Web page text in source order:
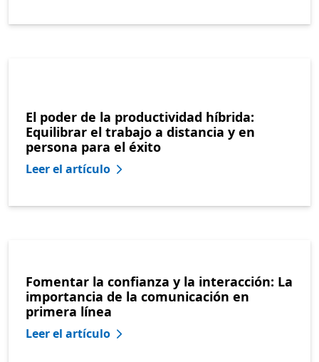
El poder de la productividad híbrida:
Equilibrar el trabajo a distancia y en
persona para el éxito
Leer el artículo
Fomentar la confianza y la interacción: La
importancia de la comunicación en
primera línea
Leer el artículo